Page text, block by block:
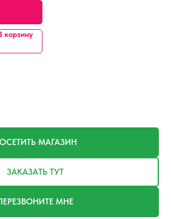
корзину
МАГАЗИН
ЗАКАЗАТЬ ТУТ
МНЕ